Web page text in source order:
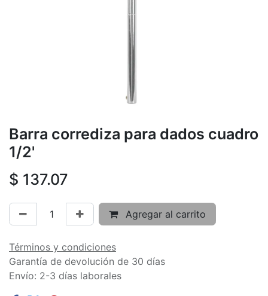
Barra corrediza para dados cuadro
1/2'
$ 137.07
Agregar al carrito
Términos y condiciones
Garantía de devolución de 30 días
Envío: 2-3 días laborales